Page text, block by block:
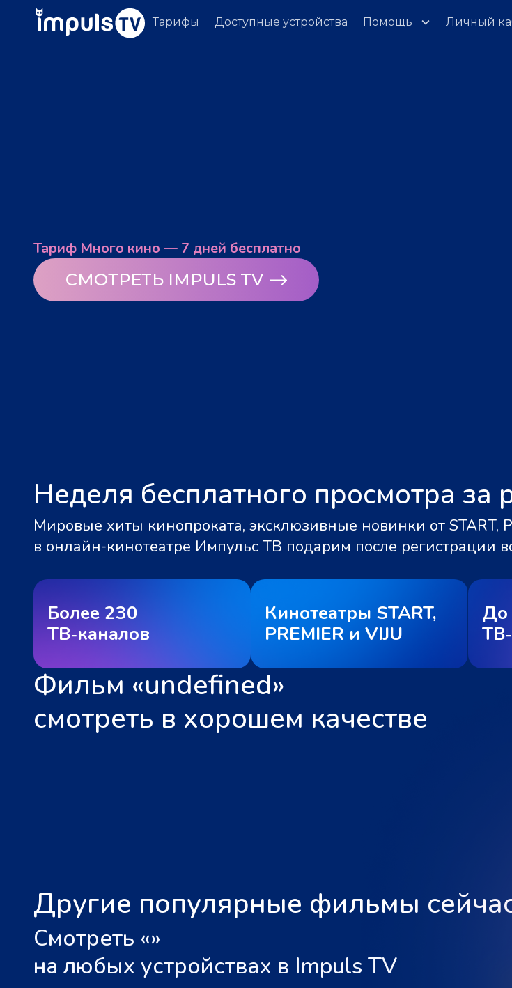
Тарифы Доступные устройства Помощь Личный
Тариф Много кино — 7 дней бесплатно
СМОТРЕТЬ IMPULS TV
Неделя бесплатного просмотра за
Мировые хиты кинопроката, эксклюзивные новинки от START,
в онлайн-кинотеатре Импульс ТВ подарим после регистрации
Более 230
ТВ‑каналов
Кинотеатры START,
PREMIER и VIJU
До
Фильм «undefined»
смотреть в хорошем качестве
Другие популярные фильмы
Смотреть «»
на любых устройствах в Impuls TV